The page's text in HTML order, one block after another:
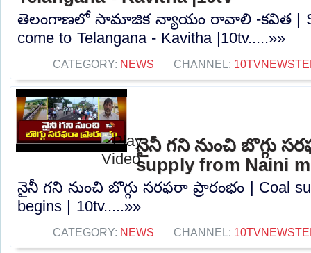
తెలంగాణలో సామాజిక న్యాయం రావాలి -కవిత |
come to Telangana - Kavitha |10tv.....»»
CATEGORY: NEWS CHANNEL:
నైనీ గని నుంచి బొగ్గు
supply from Naini
నైనీ గని నుంచి బొగ్గు సరఫరా ప్రారంభం | Coal
begins | 10tv.....»»
CATEGORY: NEWS CHANNEL: